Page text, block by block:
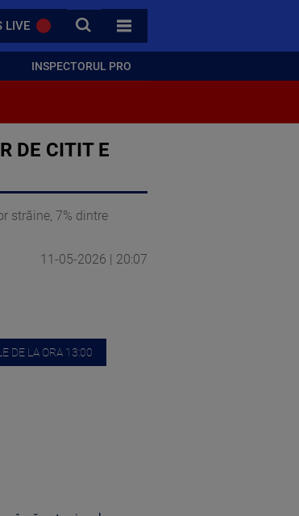
LIVE CAUTA
TOATE CATEGORIILE
INSPECTORUL PRO
DE CITIT E
străine, 7% dintre
11-05-2026 | 20:07
DE LA ORA 13:00